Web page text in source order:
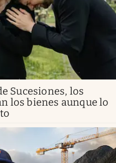
Sucesiones, los
los bienes aunque lo